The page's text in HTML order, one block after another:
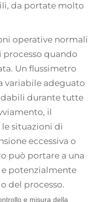
da portate molto
operative normali
processo quando
Un flussimetro
variabile adeguato
durante tutte
il
situazioni di
eccessiva o
può portare a una
potenzialmente
del processo.
e misura della